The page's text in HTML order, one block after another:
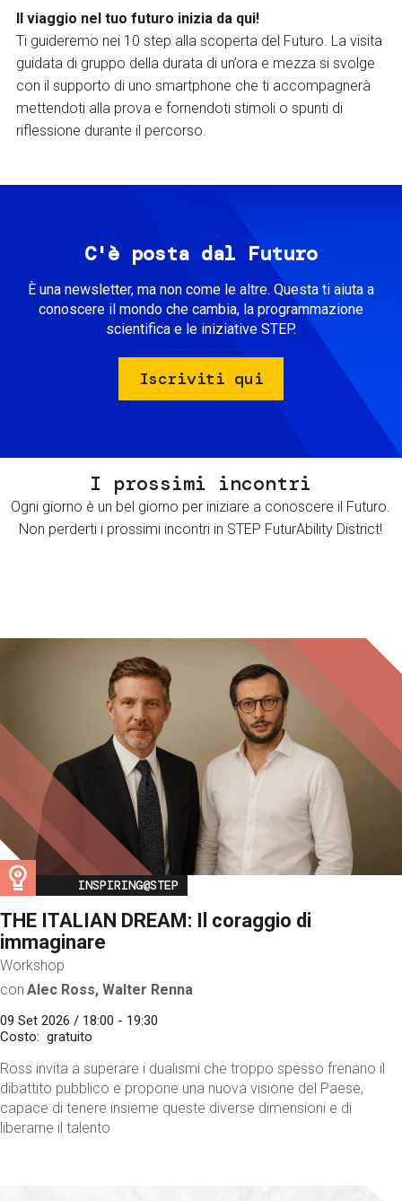
Il viaggio nel tuo futuro inizia da qui!
Ti guideremo nei 10 step alla scoperta del Futuro. La visita
guidata di gruppo della durata di un’ora e mezza si svolge
con il supporto di uno smartphone che ti accompagnerà
mettendoti alla prova e fornendoti stimoli o spunti di
riflessione durante il percorso.
C'è posta dal Futuro
È una newsletter, ma non come le altre. Questa ti aiuta a
conoscere il mondo che cambia, la programmazione
scientifica e le iniziative STEP.
Iscriviti qui
I prossimi incontri
Ogni giorno è un bel giorno per iniziare a conoscere il Futuro.
Non perderti i prossimi incontri in STEP FuturAbility District!
Image
INSPIRING@STEP
THE ITALIAN DREAM: Il coraggio di
immaginare
Workshop
con Alec Ross, Walter Renna
09 Set 2026 / 18:00 - 19:30
Costo
gratuito
Ross invita a superare i dualismi che troppo spesso frenano il
dibattito pubblico e propone una nuova visione del Paese,
capace di tenere insieme queste diverse dimensioni e di
liberarne il talento